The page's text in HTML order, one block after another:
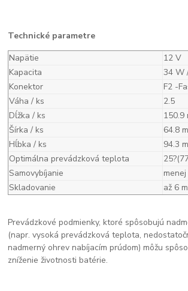
Technické parametre
Napätie
12 V
Kapacita
34 W
Konektor
F2 -
Váha / ks
2.5
Dĺžka / ks
150.9
Šírka / ks
64.8
Hĺbka / ks
94.3
Optimálna prevádzková teplota
Samovybíjanie
Skladovanie
až 6
Prevádzkové podmienky, ktoré spôsobujú
(napr. vysoká prevádzková teplota,
nadmerný ohrev nabíjacím prúdom) môžu
zníženie životnosti batérie.